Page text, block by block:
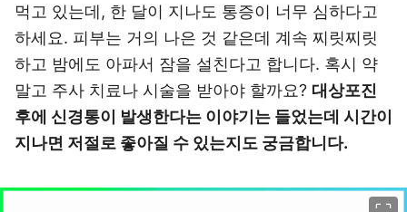
먹고 있는데, 한 달이 지나도 통증이 너무 심하다고
하세요. 피부는 거의 나은 것 같은데 계속 찌릿찌릿
하고 밤에도 아파서 잠을 설친다고 합니다. 혹시 약
말고 주사 치료나 시술을 받아야 할까요? 대상포진
후에 신경통이 발생한다는 이야기는 들었는데 시간이
지나면 저절로 좋아질 수 있는지도 궁금합니다.